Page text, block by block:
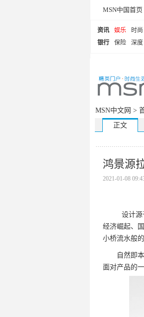
MSN中国首页
资讯 娱乐 时尚
银行
保险 深度
MSN中文网 >
正文
鸿景源
2021-01-08
设计源于
经济崛起、
小桥流水般
自然即本能
面对产品的